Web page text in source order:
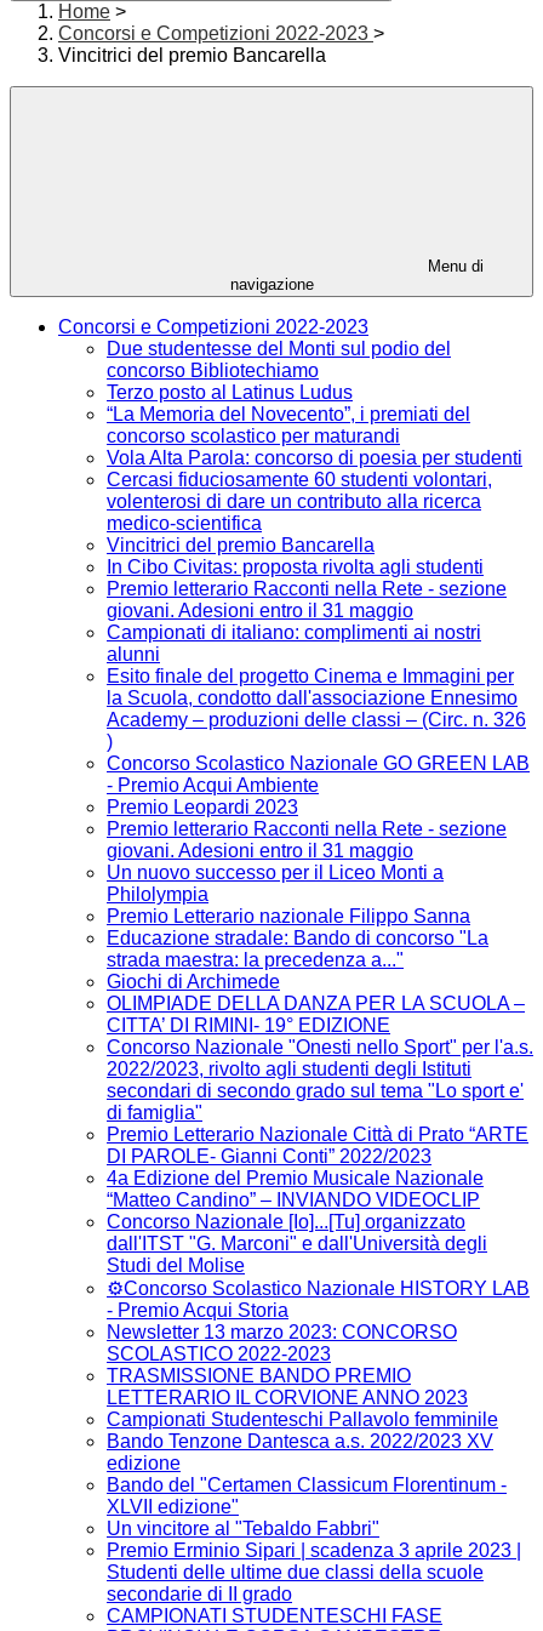
Home >
Concorsi e Competizioni 2022-2023 >
Vincitrici del premio Bancarella
Menu di
navigazione
Concorsi e Competizioni 2022-2023
Due studentesse del Monti sul podio del
concorso Bibliotechiamo
Terzo posto al Latinus Ludus
“La Memoria del Novecento”, i premiati del
concorso scolastico per maturandi
Vola Alta Parola: concorso di poesia per studenti
Cercasi fiduciosamente 60 studenti volontari,
volenterosi di dare un contributo alla ricerca
medico-scientifica
Vincitrici del premio Bancarella
In Cibo Civitas: proposta rivolta agli studenti
Premio letterario Racconti nella Rete - sezione
giovani. Adesioni entro il 31 maggio
Campionati di italiano: complimenti ai nostri
alunni
Esito finale del progetto Cinema e Immagini per
la Scuola, condotto dall'associazione Ennesimo
Academy – produzioni delle classi – (Circ. n. 326
)
Concorso Scolastico Nazionale GO GREEN LAB
- Premio Acqui Ambiente
Premio Leopardi 2023
Premio letterario Racconti nella Rete - sezione
giovani. Adesioni entro il 31 maggio
Un nuovo successo per il Liceo Monti a
Philolympia
Premio Letterario nazionale Filippo Sanna
Educazione stradale: Bando di concorso "La
strada maestra: la precedenza a..."
Giochi di Archimede
OLIMPIADE DELLA DANZA PER LA SCUOLA –
CITTA’ DI RIMINI- 19° EDIZIONE
Concorso Nazionale "Onesti nello Sport" per l'a.s.
2022/2023, rivolto agli studenti degli Istituti
secondari di secondo grado sul tema "Lo sport e'
di famiglia"
Premio Letterario Nazionale Città di Prato “ARTE
DI PAROLE- Gianni Conti” 2022/2023
4a Edizione del Premio Musicale Nazionale
“Matteo Candino” – INVIANDO VIDEOCLIP
Concorso Nazionale [Io]...[Tu] organizzato
dall'ITST "G. Marconi" e dall'Università degli
Studi del Molise
⚙️Concorso Scolastico Nazionale HISTORY LAB
- Premio Acqui Storia
Newsletter 13 marzo 2023: CONCORSO
SCOLASTICO 2022-2023
TRASMISSIONE BANDO PREMIO
LETTERARIO IL CORVIONE ANNO 2023
Campionati Studenteschi Pallavolo femminile
Bando Tenzone Dantesca a.s. 2022/2023 XV
edizione
Bando del "Certamen Classicum Florentinum -
XLVII edizione"
Un vincitore al "Tebaldo Fabbri"
Premio Erminio Sipari | scadenza 3 aprile 2023 |
Studenti delle ultime due classi della scuole
secondarie di II grado
CAMPIONATI STUDENTESCHI FASE